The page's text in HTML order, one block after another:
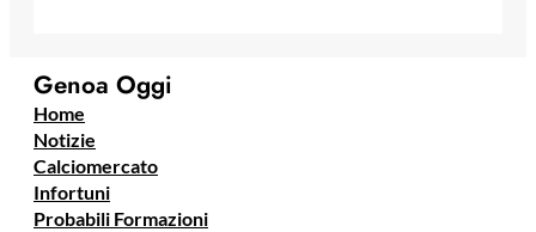
Genoa Oggi
Home
Notizie
Calciomercato
Infortuni
Probabili Formazioni